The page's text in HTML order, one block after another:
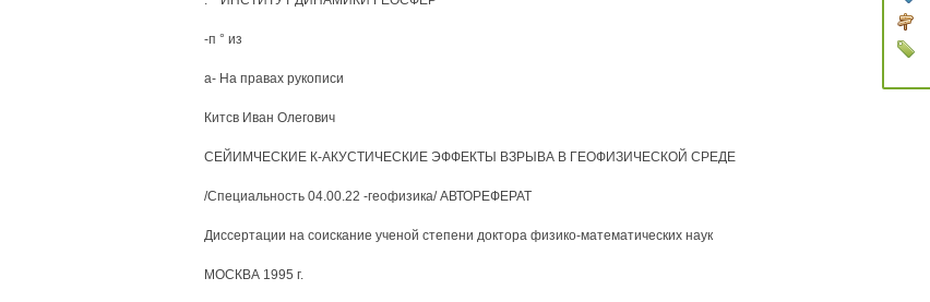
-п ° из
а- На правах рукописи
Китсв Иван Олегович
СЕЙИМЧЕСКИЕ К-АКУСТИЧЕСКИЕ ЭФФЕКТЫ ВЗРЫВА В ГЕОФИЗИЧЕСКОЙ СРЕДЕ
/Специальность 04.00.22 -геофизика/ АВТОРЕФЕРАТ
Диссертации на соискание ученой степени доктора физико-математических наук
МОСКВА 1995 г.